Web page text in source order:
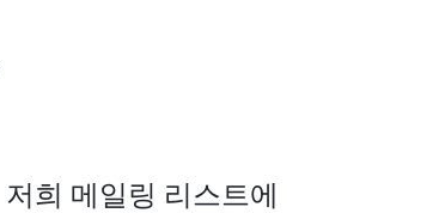
저희 메일링 리스트에